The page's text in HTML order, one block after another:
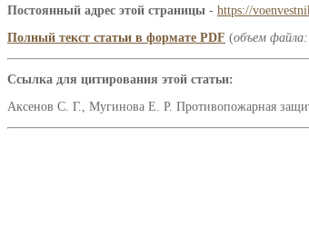
Постоянный адрес этой страницы - https://
Полный текст статьи в формате PDF (объем
Ссылка для цитирования этой статьи:
Аксенов С. Г., Мугинова Е. Р. Противопожарная